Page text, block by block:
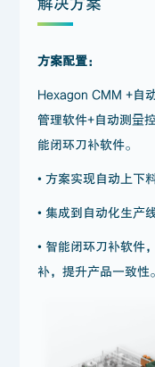
方案配置：
Hexagon CMM +自
管理软件+自动测量
能闭环刀补软件。
• 方案实现自动上下
• 集成到自动化生产
• 智能闭环刀补软件
补，提升产品一致性。